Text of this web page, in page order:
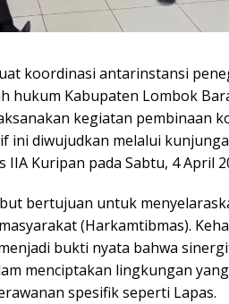
koordinasi antarinstansi
hukum Kabupaten Lombok
kegiatan pembinaan
ini diwujudkan melalui
IIA Kuripan pada Sabtu, 4 April
bertujuan untuk
(Harkamtibmas).
bukti nyata bahwa
menciptakan lingkungan
spesifik seperti Lapas.